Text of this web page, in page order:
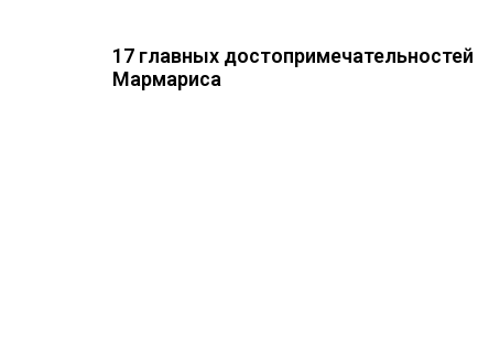
17 главных достопримечательностей
Мармариса